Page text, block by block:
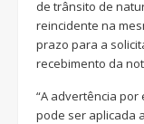
de trânsito de
reincidente na
prazo para a
recebimento da
“A advertência
pode ser aplicada